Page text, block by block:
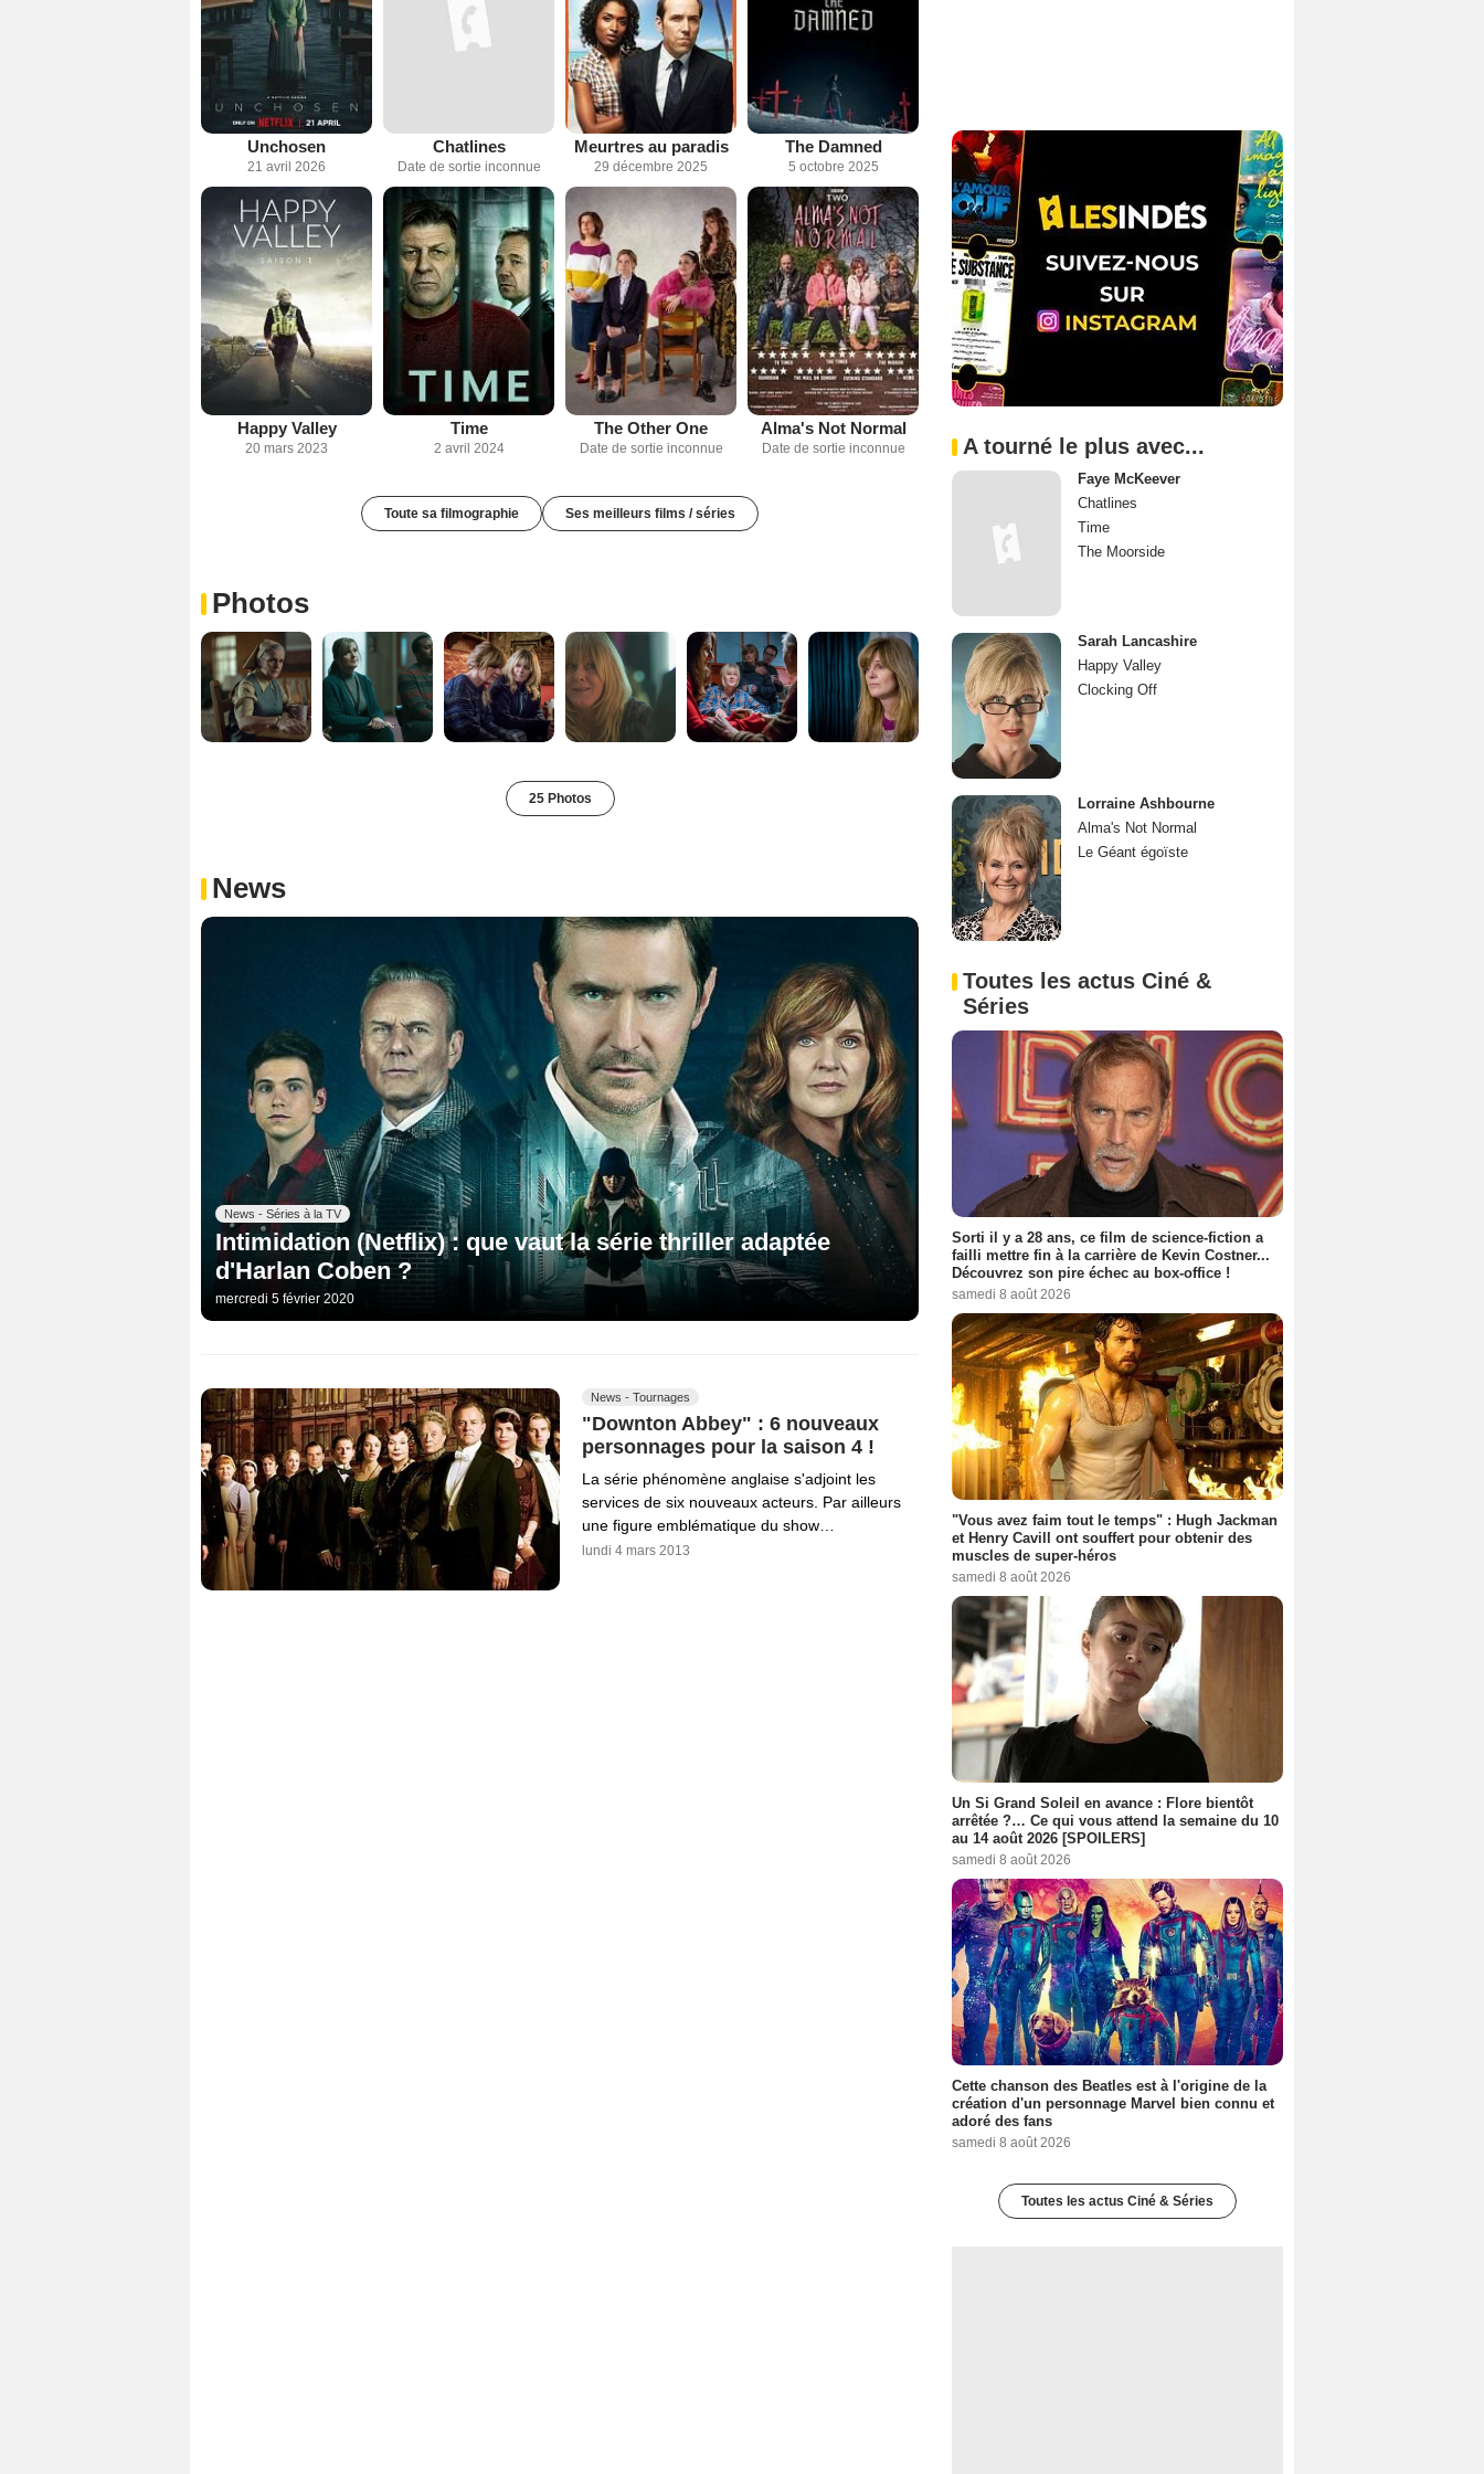
Unchosen
21 avril 2026
Chatlines
Date de sortie inconnue
Meurtres au paradis
29 décembre 2025
The Damned
5 octobre 2025
Happy Valley
20 mars 2023
Time
2 avril 2024
The Other One
Date de sortie inconnue
Alma's Not Normal
Date de sortie inconnue
Toute sa filmographie Ses meilleurs films / séries
Photos
25 Photos
News
News - Séries à la TV
Intimidation (Netflix) : que vaut la série thriller adaptée
d'Harlan Coben ?
mercredi 5 février 2020
News - Tournages
"Downton Abbey" : 6 nouveaux
personnages pour la saison 4 !
La série phénomène anglaise s'adjoint les
services de six nouveaux acteurs. Par ailleurs
une figure emblématique du show…
lundi 4 mars 2013
A tourné le plus avec...
Faye McKeever
Chatlines
Time
The Moorside
Sarah Lancashire
Happy Valley
Clocking Off
Lorraine Ashbourne
Alma's Not Normal
Le Géant égoïste
Toutes les actus Ciné &
Séries
Sorti il y a 28 ans, ce film de science-fiction a
failli mettre fin à la carrière de Kevin Costner...
Découvrez son pire échec au box-office !
samedi 8 août 2026
"Vous avez faim tout le temps" : Hugh Jackman
et Henry Cavill ont souffert pour obtenir des
muscles de super-héros
samedi 8 août 2026
Un Si Grand Soleil en avance : Flore bientôt
arrêtée ?… Ce qui vous attend la semaine du 10
au 14 août 2026 [SPOILERS]
samedi 8 août 2026
Cette chanson des Beatles est à l'origine de la
création d'un personnage Marvel bien connu et
adoré des fans
samedi 8 août 2026
Toutes les actus Ciné & Séries